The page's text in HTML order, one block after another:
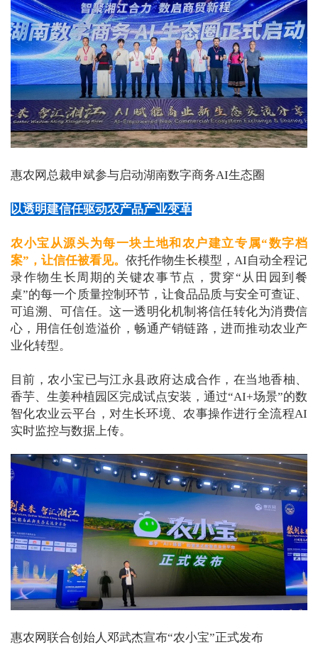
惠农网总裁申斌参与启动湖南数字商务AI生态圈
以透明建信任驱动农产品产业变革
农小宝从源头为每一块土地和农户建立专属“数字档
案”，让信任被看见。 依托作物生长模型，AI自动全程记
录作物生长周期的关键农事节点，贯穿“从田园到餐
桌”的每一个质量控制环节，让食品品质与安全可查证、
可追溯、可信任。这一透明化机制将信任转化为消费信
心，用信任创造溢价，畅通产销链路，进而推动农业产
业化转型。
目前，农小宝已与江永县政府达成合作，在当地香柚、
香芋、生姜种植园区完成试点安装，通过“AI+场景”的数
智化农业云平台，对生长环境、农事操作进行全流程AI
实时监控与数据上传。
惠农网联合创始人邓武杰宣布“农小宝”正式发布